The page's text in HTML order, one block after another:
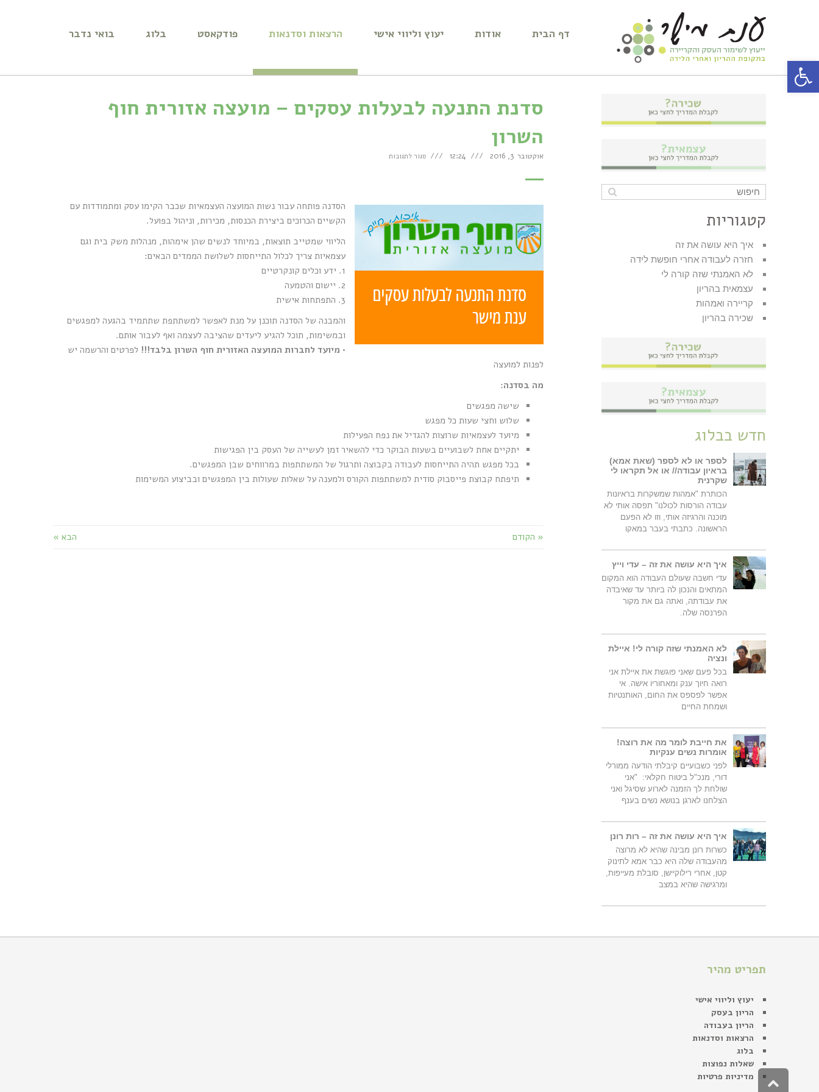
פתח סרגל נגישות
דף הבית אודות יעוץ וליווי אישי הרצאות וסדנאות פודקאסט בלוג בואי נדבר
סדנת התנעה לבעלות עסקים – מועצה אזורית חוף
השרון
אוקטובר 3, 2016 12:24 סגור לתגובות
חוף
הסדנה פותחה עבור נשות המועצה העצמאיות שכבר הקימו עסק ומתמודדות עם
הקשיים הכרוכים ביצירת הכנסות, מכירות, וניהול בפועל.
הליווי שמטייב תוצאות, במיוחד לנשים שהן אימהות, מנהלות משק בית וגם
עצמאיות צריך לכלול התייחסות לשלושת הממדים הבאים:
1. ידע וכלים קונקרטיים
2. יישום והטמעה
3. התפתחות אישית
והמבנה של הסדנה תוכנן על מנת לאפשר למשתתפת שתתמיד בהגעה למפגשים
ובמשימות, תוכל להגיע ליעדים שהציבה לעצמה ואף לעבור אותם.
• מיועד לחברות המועצה האזורית חוף השרון בלבד!!! לפרטים והרשמה יש
לפנות למועצה
מה בסדנה:
שישה מפגשים
שלוש וחצי שעות כל מפגש
מיועד לעצמאיות שרוצות להגדיל את נפח הפעילות
יתקיים אחת לשבועיים בשעות הבוקר כדי להשאיר זמן לעשייה של העסק בין הפגישות
בכל מפגש תהיה התייחסות לעבודה בקבוצה ותרגול של המשתתפות במרווחים שבן המפגשים.
תיפתח קבוצת פייסבוק סודית למשתתפות הקורס ולמענה על שאלות שעולות בין המפגשים ובביצוע המשימות
« הקודם הבא »
קטגוריות
איך היא עושה את זה
חזרה לעבודה אחרי חופשת לידה
לא האמנתי שזה קורה לי
עצמאית בהריון
קריירה ואמהות
שכירה בהריון
חדש בבלוג
לספר או לא לספר (שאת אמא)
בראיון עבודה// או אל תקראו לי
שקרנית
הכותרת "אמהות שמשקרות בראיונות
עבודה הורסות לכולנו" תפסה אותי לא
מוכנה והרגיזה אותי, וזו לא הפעם
הראשונה. כתבתי בעבר במאקו
איך היא עושה את זה – עדי וייץ
עדי חשבה שעולם העבודה הוא המקום
המתאים והנכון לה ביותר עד שאיבדה
את עבודתה, ואתה גם את מקור
הפרנסה שלה.
לא האמנתי שזה קורה לי! איילת
ונציה
בכל פעם שאני פוגשת את איילת אני
רואה חיוך ענק ומאחוריו אישה. אי
אפשר לפספס את החום, האותנטיות
ושמחת החיים
את חייבת לומר מה את רוצה!
אומרות נשים ענקיות
לפני כשבועיים קיבלתי הודעה ממורלי
דורי, מנכ"ל ביטוח חקלאי: "אני
שולחת לך הזמנה לארוע שסיגל ואני
הצלחנו לארגן בנושא נשים בענף
איך היא עושה את זה – רות רונן
כשרות רונן מבינה שהיא לא מרוצה
מהעבודה שלה היא כבר אמא לתינוק
קטן, אחרי רילוקיישן, סובלת מעייפות,
ומרגישה שהיא במצב
תפריט מהיר
יעוץ וליווי אישי
הריון בעסק
הריון בעבודה
הרצאות וסדנאות
בלוג
שאלות נפוצות
מדיניות פרטיותגלילה